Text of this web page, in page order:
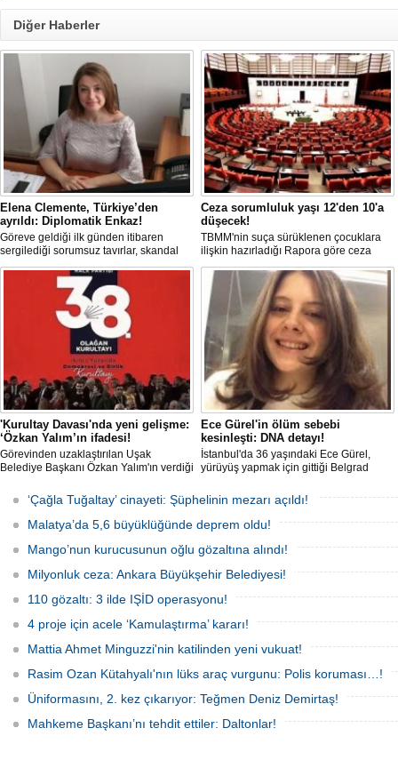
Diğer Haberler
Elena Clemente, Türkiye’den
ayrıldı: Diplomatik Enkaz!
Göreve geldiği ilk günden itibaren
sergilediği sorumsuz tavırlar, skandal
kararlar ve özellikle Türk öğrencilere
uyguladığı vize ambargosuyla tepkilerin
odağında olan İtalya’nın İstanbul
Başkonsolosu Elena Clemente’nin
Türkiye’deki görevi nihayet sona erdi.
Ceza sorumluluk yaşı 12'den 10'a
düşecek!
TBMM'nin suça sürüklenen çocuklara
ilişkin hazırladığı Rapora göre ceza
sorumluluğu yaşının; 12'den 10'a
düşürülmesi planlanıyor.
'Kurultay Davası'nda yeni gelişme:
‘Özkan Yalım’ın ifadesi!
Görevinden uzaklaştırılan Uşak
Belediye Başkanı Özkan Yalım'ın verdiği
Ece Gürel'in ölüm sebebi
kesinleşti: DNA detayı!
İstanbul'da 36 yaşındaki Ece Gürel,
yürüyüş yapmak için gittiği Belgrad
karıştı. 4 gün sonra sağ bulunan ancak
kaldırıldığı hastanede hayatını
kaybeden Ece'nin ölümüyle ilgili
soruşturma tamamlanırken, dikkat
çeken detaylar yer aldı.
‘Çağla Tuğaltay’ cinayeti: Şüphelinin mezarı açıldı!
Malatya’da 5,6 büyüklüğünde deprem oldu!
Mango’nun kurucusunun oğlu gözaltına alındı!
Milyonluk ceza: Ankara Büyükşehir Belediyesi!
110 gözaltı: 3 ilde IŞİD operasyonu!
4 proje için acele ‘Kamulaştırma’ kararı!
Mattia Ahmet Minguzzi'nin katilinden yeni vukuat!
Rasim Ozan Kütahyalı'nın lüks araç vurgunu: Polis koruması…!
Üniformasını, 2. kez çıkarıyor: Teğmen Deniz Demirtaş!
Mahkeme Başkanı’nı tehdit ettiler: Daltonlar!